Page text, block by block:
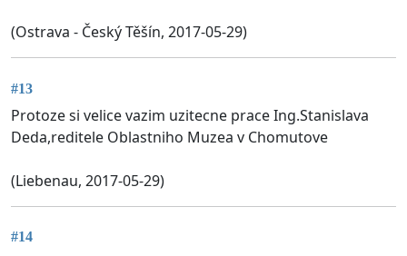
(Ostrava - Český Těšín, 2017-05-29)
#13
Protoze si velice vazim uzitecne prace Ing.Stanislava
Deda,reditele Oblastniho Muzea v Chomutove
(Liebenau, 2017-05-29)
#14